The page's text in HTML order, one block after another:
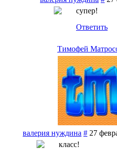
супер!
Ответить
Тимофей
валерия нуждина # 27
класс!